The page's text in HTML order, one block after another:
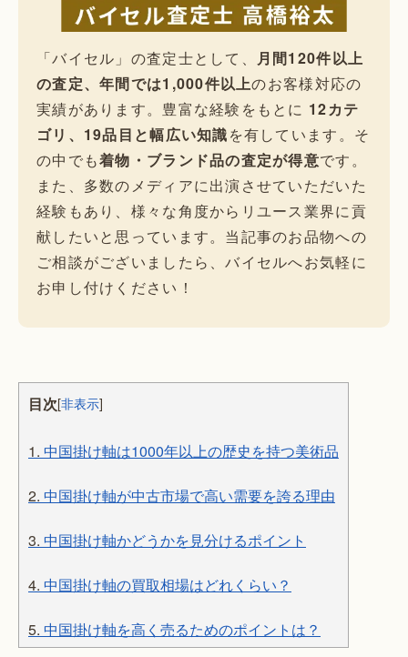
「バイセル」の査定士として、 月間120件以上
の査定、年間では1,000件以上のお客様対応の
実績があります。豊富な経験をもとに 12カテ
ゴリ、19品目と幅広い知識を有しています。そ
の中でも着物・ブランド品の査定が得意です。
また、多数のメディアに出演させていただいた
経験もあり、様々な角度からリユース業界に貢
献したいと思っています。当記事のお品物への
ご相談がございましたら、バイセルへお気軽に
お申し付けください！
目次[非表示]
1. 中国掛け軸は1000年以上の歴史を持つ美術品
2. 中国掛け軸が中古市場で高い需要を誇る理由
3. 中国掛け軸かどうかを見分けるポイント
4. 中国掛け軸の買取相場はどれくらい？
5. 中国掛け軸を高く売るためのポイントは？